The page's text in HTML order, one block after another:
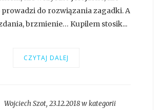
do rozwiązania zagadki. A
brzmienie… Kupilem stosik...
CZYTAJ DALEJ
Wojciech Szot, 23.12.2018 w kategorii